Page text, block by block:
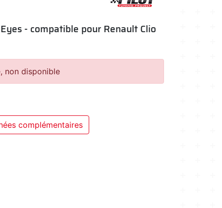
- compatible pour Renault Clio
non disponible
complémentaires